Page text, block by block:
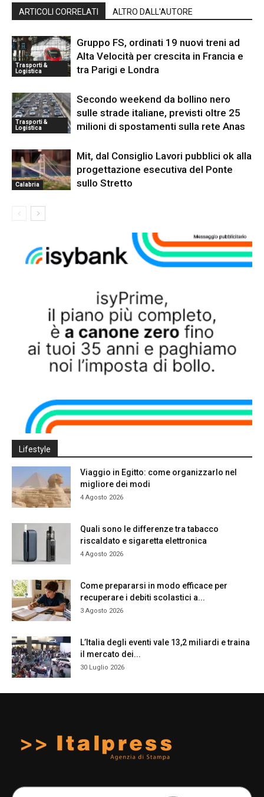
ARTICOLI CORRELATI ALTRO DALL'AUTORE
Trasporti &
Logistica
Gruppo FS, ordinati 19 nuovi treni ad
Alta Velocità per crescita in Francia e
tra Parigi e Londra
Trasporti &
Logistica
Secondo weekend da bollino nero
sulle strade italiane, previsti oltre 25
milioni di spostamenti sulla rete Anas
Calabria
Mit, dal Consiglio Lavori pubblici ok alla
progettazione esecutiva del Ponte
sullo Stretto
Lifestyle
Viaggio in Egitto: come organizzarlo nel
migliore dei modi
4 Agosto 2026
Quali sono le differenze tra tabacco
riscaldato e sigaretta elettronica
4 Agosto 2026
Come prepararsi in modo efficace per
recuperare i debiti scolastici a...
3 Agosto 2026
L’Italia degli eventi vale 13,2 miliardi e traina
il mercato dei...
30 Luglio 2026